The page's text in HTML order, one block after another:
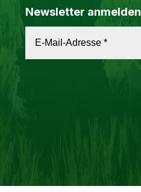
Newsletter anmelden